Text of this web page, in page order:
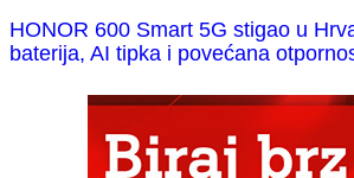
HONOR 600 Smart 5G stigao u
baterija, AI tipka i povećana